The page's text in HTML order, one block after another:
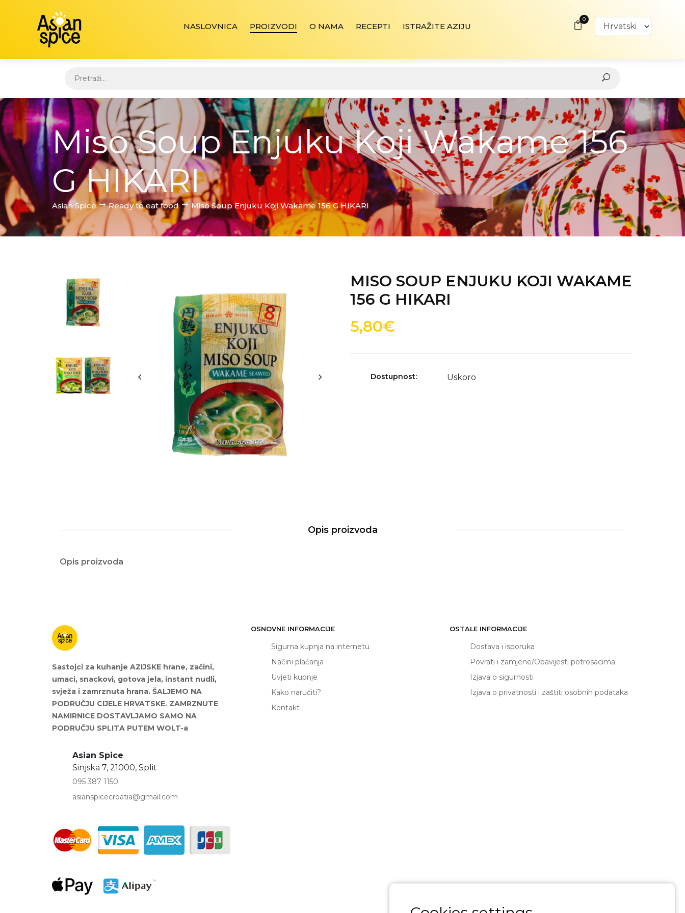
NASLOVNICA PROIZVODI O NAMA RECEPTI ISTRAŽITE AZIJU
0
Miso Soup Enjuku Koji Wakame 156
G HIKARI
Asian Spice Ready to eat food Miso Soup Enjuku Koji Wakame 156 G HIKARI
MISO SOUP ENJUKU KOJI WAKAME
156 G HIKARI
5,80€
Dostupnost: Uskoro
Opis proizvoda
Opis proizvoda
Sastojci za kuhanje AZIJSKE hrane, začini,
umaci, snackovi, gotova jela, instant nudli,
svježa i zamrznuta hrana. ŠALJEMO NA
PODRUČJU CIJELE HRVATSKE. ZAMRZNUTE
NAMIRNICE DOSTAVLJAMO SAMO NA
PODRUČJU SPLITA PUTEM WOLT-a
Asian Spice
Sinjska 7, 21000, Split
095 387 1150
asianspicecroatia@gmail.com
OSNOVNE INFORMACIJE
Sigurna kupnja na internetu
Načini plaćanja
Uvjeti kupnje
Kako naručiti?
Kontakt
OSTALE INFORMACIJE
Dostava i isporuka
Povrati i zamjene/Obavijesti potrosacima
Izjava o sigurnosti
Izjava o privatnosti i zaštiti osobnih podataka